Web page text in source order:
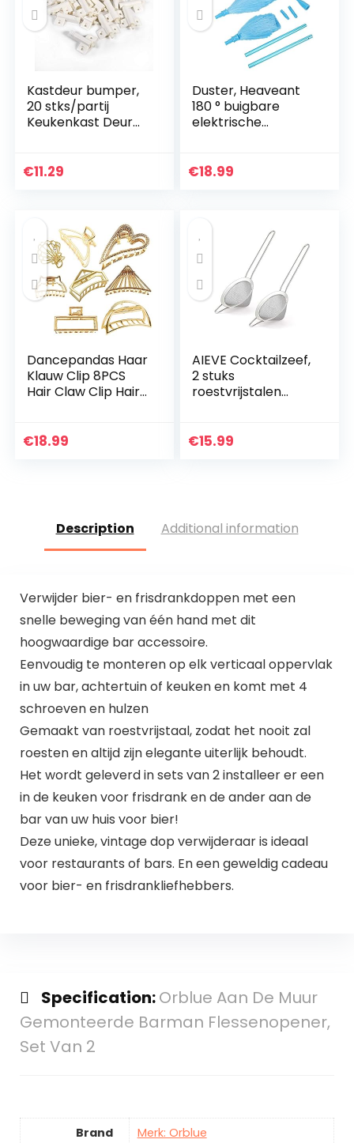
Kastdeur bumper,
20 stks/partij
Keukenkast Deur
Demper Buffers
€11.29
Duster, Heaveant
180 ° buigbare
elektrische
Meubelreinigingsge
€18.99
Dancepandas Haar
Klauw Clip 8PCS
Hair Claw Clip Hair
Accessories
€18.99
AIEVE Cocktailzeef,
2 stuks
roestvrijstalen
zeef, fijne zeef,
€15.99
Description Additional information
Verwijder bier- en frisdrankdoppen met een
snelle beweging van één hand met dit
hoogwaardige bar accessoire.
Eenvoudig te monteren op elk verticaal oppervlak
in uw bar, achtertuin of keuken en komt met 4
schroeven en hulzen
Gemaakt van roestvrijstaal, zodat het nooit zal
roesten en altijd zijn elegante uiterlijk behoudt.
Het wordt geleverd in sets van 2 installeer er een
in de keuken voor frisdrank en de ander aan de
bar van uw huis voor bier!
Deze unieke, vintage dop verwijderaar is ideaal
voor restaurants of bars. En een geweldig cadeau
voor bier- en frisdrankliefhebbers.
Specification:Orblue Aan De Muur
Gemonteerde Barman Flessenopener,
Set Van 2
Brand Merk: Orblue